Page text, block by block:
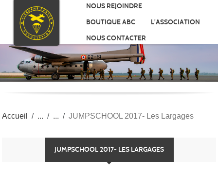
NOUS REJOINDRE
BOUTIQUE ABC
L'ASSOCIATION
NOUS CONTACTER
Accueil JUMPSCHOOL 2017- Les Largages
JUMPSCHOOL 2017- LES LARGAGES
Panneau de gestion des cookies